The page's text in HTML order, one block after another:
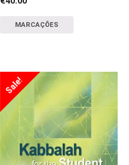
MARCAÇÕES
Sale!